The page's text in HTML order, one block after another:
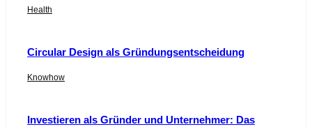
Health
Circular Design als Gründungsentscheidung
Knowhow
Investieren als Gründer und Unternehmer: Das